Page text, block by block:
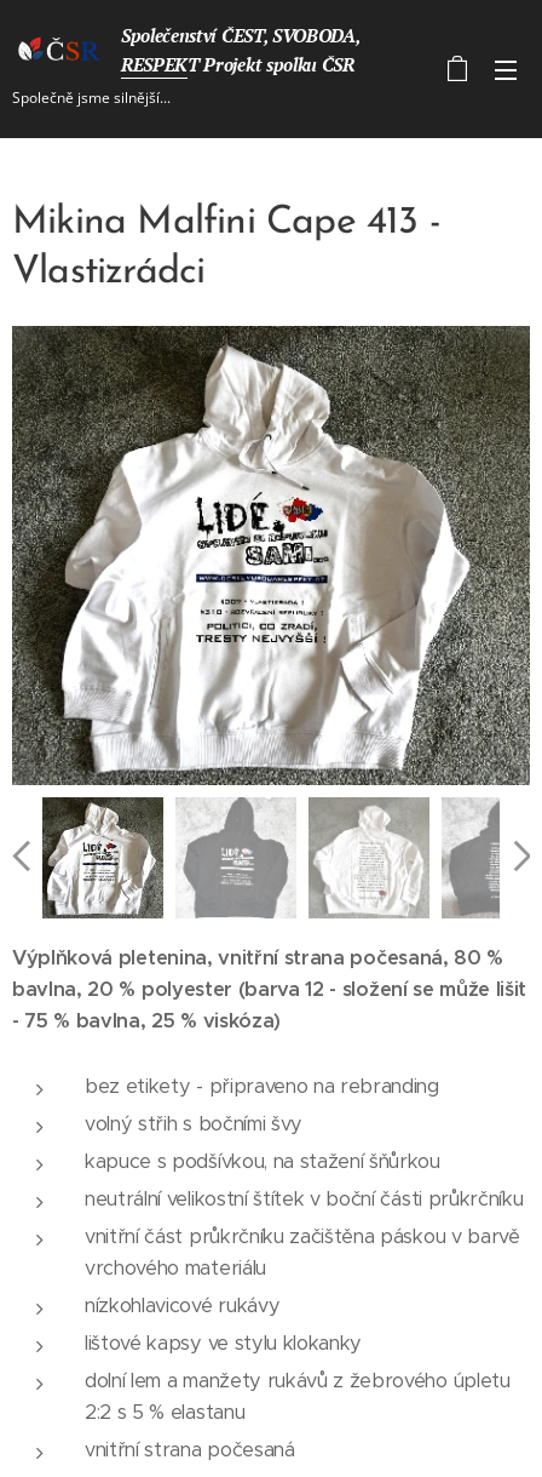
Společenství ČEST, SVOBODA,
RESPEKT Projekt spolku ČSR
Společně jsme silnější...
Mikina Malfini Cape 413 -
Vlastizrádci
Výplňková pletenina, vnitřní strana počesaná, 80 %
bavlna, 20 % polyester (barva 12 - složení se může lišit
- 75 % bavlna, 25 % viskóza)
bez etikety - připraveno na rebranding
volný střih s bočními švy
kapuce s podšívkou, na stažení šňůrkou
neutrální velikostní štítek v boční části průkrčníku
vnitřní část průkrčníku začištěna páskou v barvě
vrchového materiálu
nízkohlavicové rukávy
lištové kapsy ve stylu klokanky
dolní lem a manžety rukávů z žebrového úpletu
2:2 s 5 % elastanu
vnitřní strana počesaná